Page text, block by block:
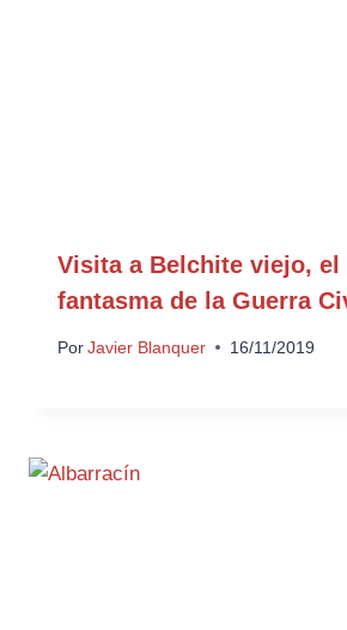
Visita a Belchite viejo, el
fantasma de la Guerra
Por Javier Blanquer 16/11/2019